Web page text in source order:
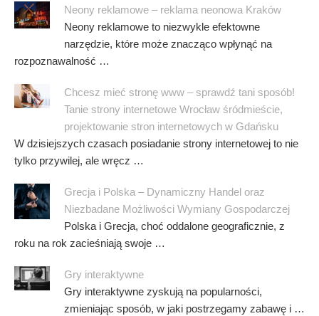
Neony reklamowe – reklama neonowa Kraków
Neony reklamowe to niezwykle efektowne
narzędzie, które może znacząco wpłynąć na
rozpoznawalność …
Chcesz mieć stronę www – sprawdź tani sposób!
Tanie strony internetowe Wrocław śródmieście,
projektowanie stron internetowych w Gdańsku
W dzisiejszych czasach posiadanie strony internetowej to nie
tylko przywilej, ale wręcz …
Grecja i Polska – Dynamiczny Handel oraz
Niezbadane Możliwości Wymiany Gospodarczej
Polska i Grecja, choć oddalone geograficznie, z
roku na rok zacieśniają swoje …
Gry interaktywne
Gry interaktywne zyskują na popularności,
zmieniając sposób, w jaki postrzegamy zabawę i …